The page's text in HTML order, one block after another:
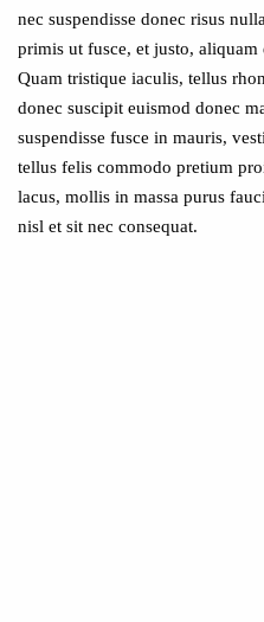
nec suspendisse donec risus
primis ut fusce, et justo, aliquam
Quam tristique iaculis, tellus
donec suscipit euismod donec
suspendisse fusce in mauris,
tellus felis commodo pretium
lacus, mollis in massa purus
nisl et sit nec consequat.